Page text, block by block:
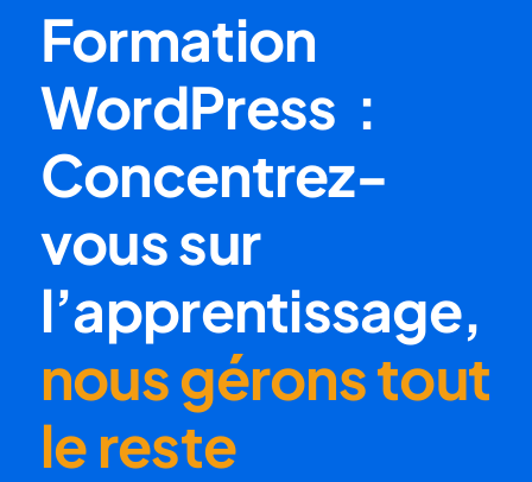
Formation
WordPress :
Concentrez-
vous sur
l’apprentissage,
nous gérons tout
le reste